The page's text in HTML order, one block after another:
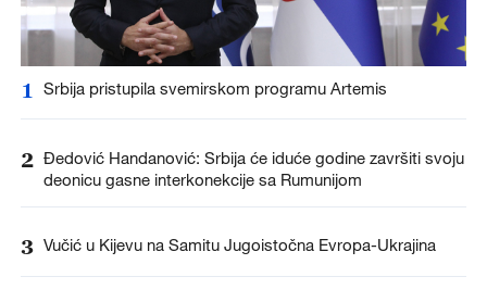
1 Srbija pristupila svemirskom programu Artemis
2 Đedović Handanović: Srbija će iduće godine završiti svoju
deonicu gasne interkonekcije sa Rumunijom
3 Vučić u Kijevu na Samitu Jugoistočna Evropa-Ukrajina